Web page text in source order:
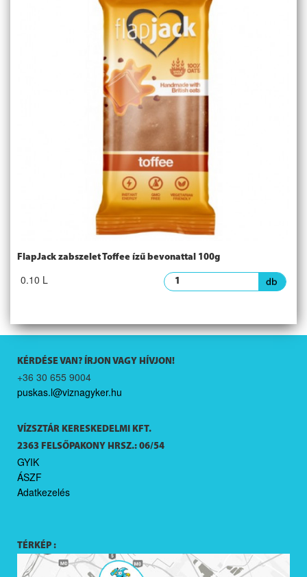
FlapJack zabszelet Toffee ízű bevonattal 100g
0.10 L
KÉRDÉSE VAN? ÍRJON VAGY HÍVJON!
+36 30 655 9004
puskas.l@viznagyker.hu
VÍZSZTÁR KERESKEDELMI KFT.
2363 FELSŐPAKONY HRSZ.: 06/54
GYIK
ÁSZF
Adatkezelés
TÉRKÉP :